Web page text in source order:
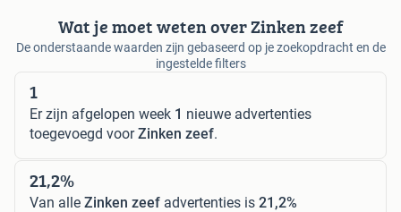
Wat je moet weten over Zinken zeef
De onderstaande waarden zijn gebaseerd op je zoekopdracht en de
ingestelde filters
1
Er zijn afgelopen week 1 nieuwe advertenties
toegevoegd voorZinken zeef.
21,2%
Van alle Zinken zeef advertenties is 21,2%